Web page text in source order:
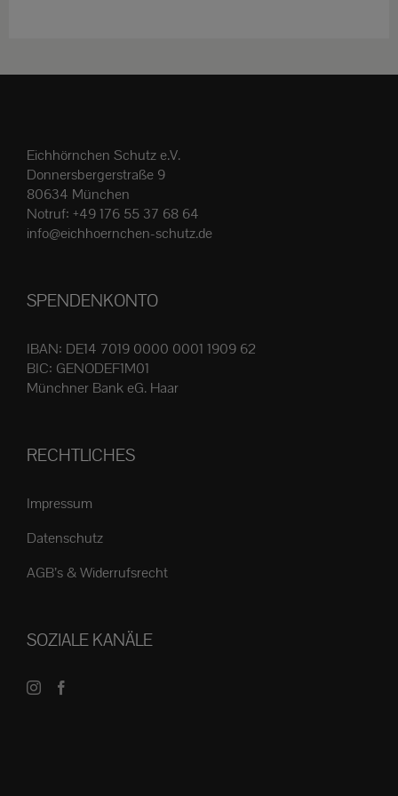
können
auf
der
Produktseite
Eichhörnchen Schutz e.V.
Donnersbergerstraße 9
80634 München
Notruf: +49 176 55 37 68 64
info@eichhoernchen-schutz.de
SPENDENKONTO
IBAN: DE14 7019 0000 0001 1909 62
BIC: GENODEF1M01
Münchner Bank eG. Haar
RECHTLICHES
Impressum
Datenschutz
AGB’s & Widerrufsrecht
SOZIALE KANÄLE